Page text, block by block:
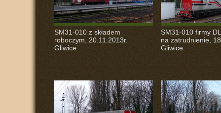
SM31-010 z składem
roboczym, 20.11.2013r.
Gliwice.
SM31-010 firmy
na zatrudnienie,
Gliwice.